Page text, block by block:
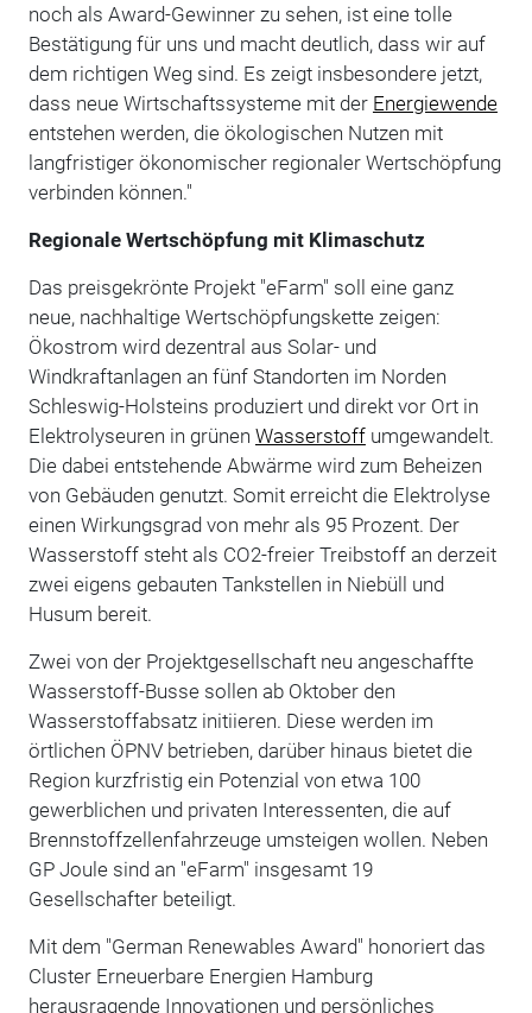
noch als Award-Gewinner zu sehen, ist eine tolle
Bestätigung für uns und macht deutlich, dass wir auf
dem richtigen Weg sind. Es zeigt insbesondere jetzt,
dass neue Wirtschaftssysteme mit der Energiewende
entstehen werden, die ökologischen Nutzen mit
langfristiger ökonomischer regionaler Wertschöpfung
verbinden können."
Regionale Wertschöpfung mit Klimaschutz
Das preisgekrönte Projekt "eFarm" soll eine ganz
neue, nachhaltige Wertschöpfungskette zeigen:
Ökostrom wird dezentral aus Solar- und
Windkraftanlagen an fünf Standorten im Norden
Schleswig-Holsteins produziert und direkt vor Ort in
Elektrolyseuren in grünen Wasserstoffumgewandelt.
Die dabei entstehende Abwärme wird zum Beheizen
von Gebäuden genutzt. Somit erreicht die Elektrolyse
einen Wirkungsgrad von mehr als 95 Prozent. Der
Wasserstoff steht als CO2-freier Treibstoff an derzeit
zwei eigens gebauten Tankstellen in Niebüll und
Husum bereit.
Zwei von der Projektgesellschaft neu angeschaffte
Wasserstoff-Busse sollen ab Oktober den
Wasserstoffabsatz initiieren. Diese werden im
örtlichen ÖPNV betrieben, darüber hinaus bietet die
Region kurzfristig ein Potenzial von etwa 100
gewerblichen und privaten Interessenten, die auf
Brennstoffzellenfahrzeuge umsteigen wollen. Neben
GP Joule sind an "eFarm" insgesamt 19
Gesellschafter beteiligt.
Mit dem "German Renewables Award" honoriert das
Cluster Erneuerbare Energien Hamburg
herausragende Innovationen und persönliches